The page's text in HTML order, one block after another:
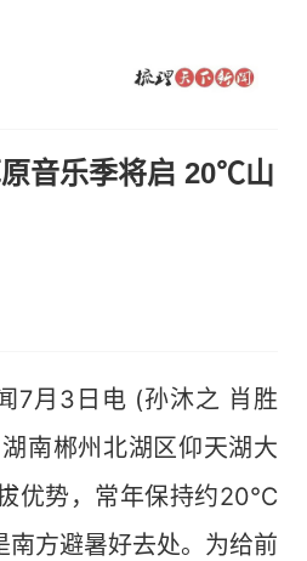
音乐季将启 20℃山
月3日电 (孙沐之 肖胜
南郴州北湖区仰天湖大
优势，常年保持约20℃
南方避暑好去处。为给前